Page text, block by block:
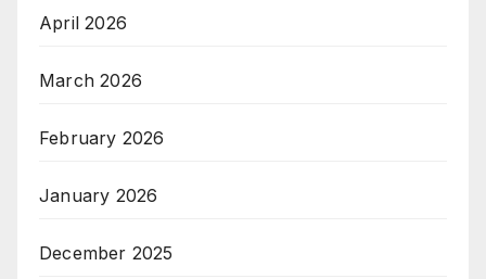
April 2026
March 2026
February 2026
January 2026
December 2025